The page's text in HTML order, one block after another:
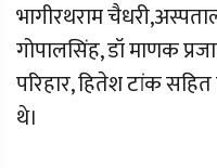
भागीरथराम
गोपालसिंह, डॉ माणक
परिहार, हितेश टांक
थे।